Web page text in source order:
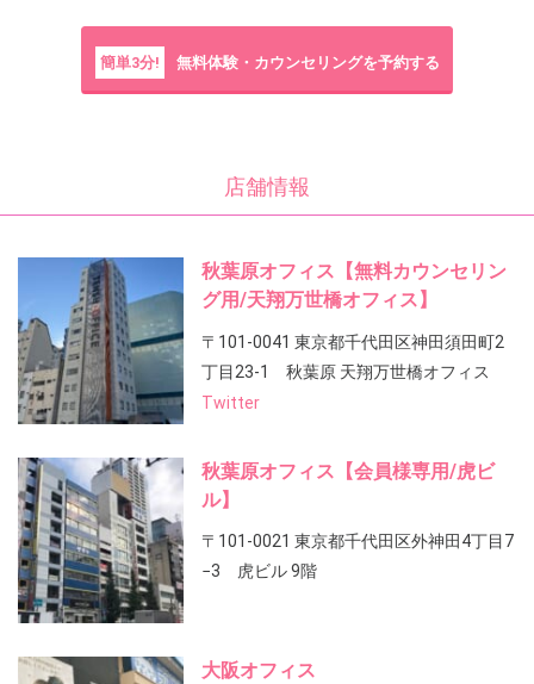
簡単3分! 無料体験・カウンセリングを予約する
店舗情報
秋葉原オフィス【無料カウンセリン
グ用/天翔万世橋オフィス】
〒101-0041 東京都千代田区神田須田町2
丁目23-1 秋葉原 天翔万世橋オフィス
Twitter
秋葉原オフィス【会員様専用/虎ビ
ル】
〒101-0021 東京都千代田区外神田4丁目7
−3 虎ビル 9階
大阪オフィス